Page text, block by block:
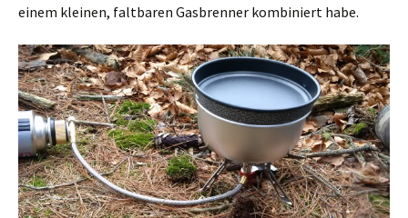
einem kleinen, faltbaren Gasbrenner kombiniert habe.